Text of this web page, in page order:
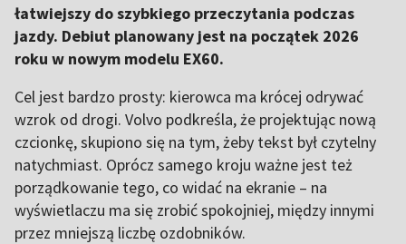
łatwiejszy do szybkiego przeczytania podczas
jazdy. Debiut planowany jest na początek 2026
roku w nowym modelu EX60.
Cel jest bardzo prosty: kierowca ma krócej odrywać
wzrok od drogi. Volvo podkreśla, że projektując nową
czcionkę, skupiono się na tym, żeby tekst był czytelny
natychmiast. Oprócz samego kroju ważne jest też
porządkowanie tego, co widać na ekranie – na
wyświetlaczu ma się zrobić spokojniej, między innymi
przez mniejszą liczbę ozdobników.